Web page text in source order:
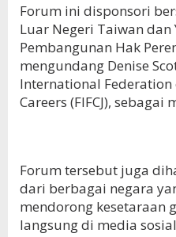
Forum ini disponsori
Luar Negeri Taiwan dan
Pembangunan Hak
mengundang Denise
International Federation
Careers (FIFCJ), sebagai
Forum tersebut juga
dari berbagai negara
mendorong kesetaraan
langsung di media